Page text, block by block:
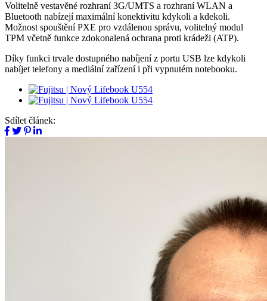
Volitelně vestavěné rozhraní 3G/UMTS a rozhraní WLAN a
Bluetooth nabízejí maximální konektivitu kdykoli a kdekoli.
Možnost spouštění PXE pro vzdálenou správu, volitelný modul
TPM včetně funkce zdokonalená ochrana proti krádeži (ATP).
Díky funkci trvale dostupného nabíjení z portu USB lze kdykoli
nabíjet telefony a mediální zařízení i při vypnutém notebooku.
Sdílet článek: